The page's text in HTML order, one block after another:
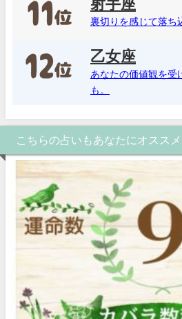
射手座
裏切りを感じて落ち
乙女座
あなたの価値観を受
も。
こちらの占いもあなたにオススメ